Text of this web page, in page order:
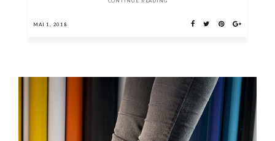
MAI 1, 2018